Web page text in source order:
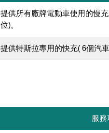
提供所有廠牌電動車使用的慢
位)。
提供特斯拉專用的快充( 6個汽車
服務